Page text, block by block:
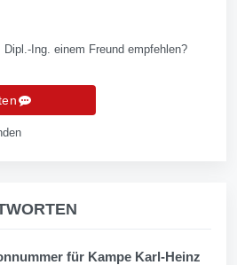
Ing. einem Freund empfehlen?
für Kampe Karl-Heinz